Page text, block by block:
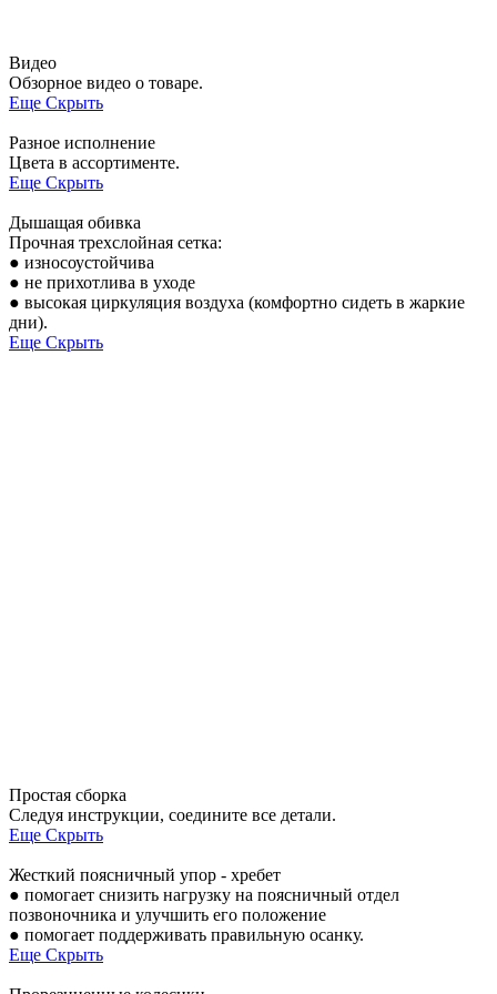
Видео
Обзорное видео о товаре.
Еще Скрыть
Разное исполнение
Цвета в ассортименте.
Еще Скрыть
Дышащая обивка
Прочная трехслойная сетка:
● износоустойчива
● не прихотлива в уходе
● высокая циркуляция воздуха (комфортно сидеть в жаркие
дни).
Еще Скрыть
Простая сборка
Следуя инструкции, соедините все детали.
Еще Скрыть
Жесткий поясничный упор - хребет
● помогает снизить нагрузку на поясничный отдел
позвоночника и улучшить его положение
● помогает поддерживать правильную осанку.
Еще Скрыть